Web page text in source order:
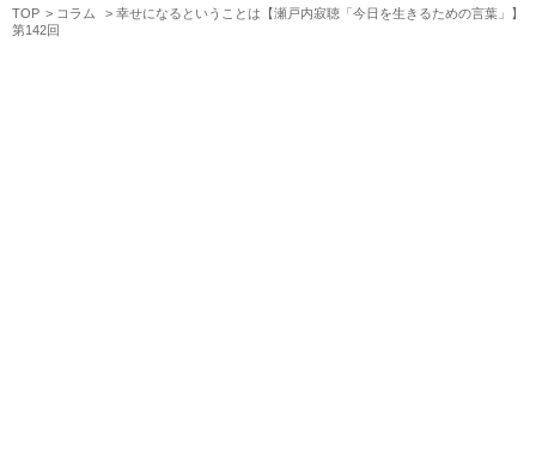
TOP コラム
幸せになるということは【瀬戸内寂聴「今日を生きるための言葉」】
第142回